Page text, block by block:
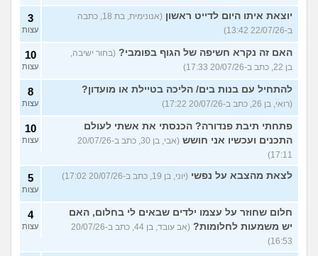
יוצאת איתו היום לדייט ראשון
(אנונימית, בת 18, כתבה
ב-22/07/26 13:42)
3
עצות
האם זה נקרא חשיפה של הגוף בפומבי? (בחור ישיבה,
בן 22, כתב ב-20/07/26 17:33)
10
עצות
להתחיל עם בנות בים/ הליכה בטיילת או מועדון?
(רואי, בן 26, כתב ב-20/07/26 17:22)
8
עצות
פתחתי תיבת פנדורה? הכנסתי את אשתי לעולם
התכנים ועכשיו אני חושש
(אבי, בן 30, כתב ב-20/07/26
17:11)
10
עצות
לצאת מהצבא על נפשי (יוני, בן 19, כתב ב-20/07/26 17:02) 5
עצות
חלום שחוזר על עצמו ילדים שבאים לי בחלום, האם
יש משמעות לחלומות?
(אב עובד, בן 44, כתב ב-20/07/26
16:53)
4
עצות